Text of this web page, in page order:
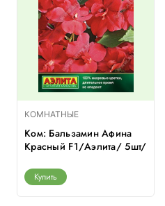
КОМНАТНЫЕ
Ком: Бальзамин Афина
Красный F1/Аэлита/ 5шт/
Купить